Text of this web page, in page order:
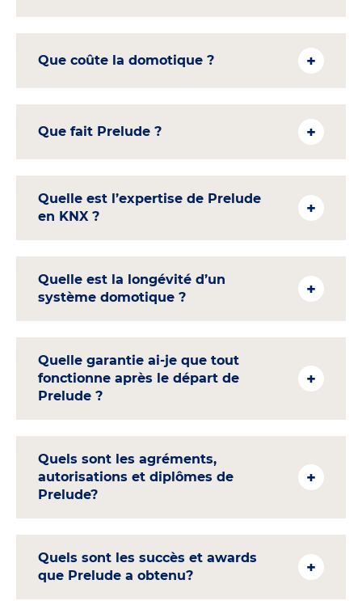
Que coûte la domotique ?
Que fait Prelude ?
Quelle est l’expertise de Prelude
en KNX ?
Quelle est la longévité d’un
système domotique ?
Quelle garantie ai-je que tout
fonctionne après le départ de
Prelude ?
Quels sont les agréments,
autorisations et diplômes de
Prelude?
Quels sont les succès et awards
que Prelude a obtenu?